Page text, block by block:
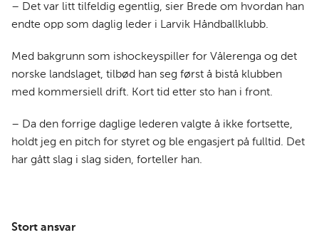
– Det var litt tilfeldig egentlig, sier Brede om hvordan han
endte opp som daglig leder i Larvik Håndballklubb.
Med bakgrunn som ishockeyspiller for Vålerenga og det
norske landslaget, tilbød han seg først å bistå klubben
med kommersiell drift. Kort tid etter sto han i front.
– Da den forrige daglige lederen valgte å ikke fortsette,
holdt jeg en pitch for styret og ble engasjert på fulltid. Det
har gått slag i slag siden, forteller han.
Stort ansvar